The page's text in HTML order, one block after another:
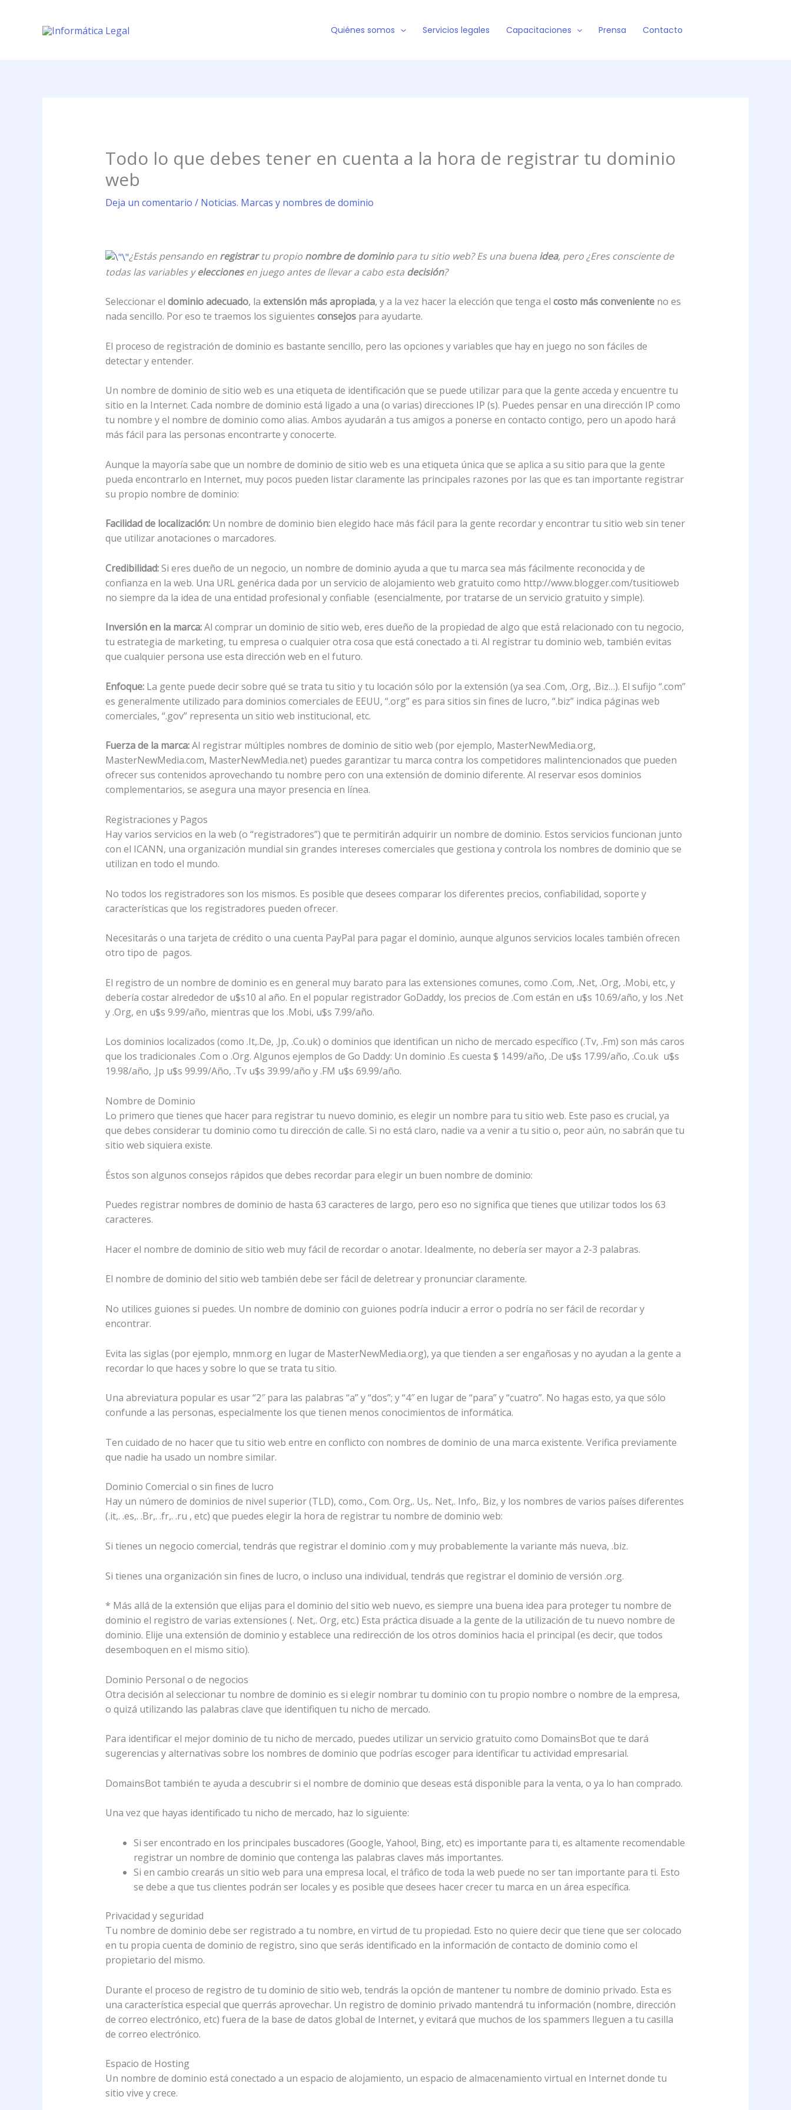
contenido
Quiénes somos Servicios legales Capacitaciones Prensa Contacto
Todo lo que debes tener en cuenta a la hora de registrar tu dominio
web
Deja un comentario / Noticias. Marcas y nombres de dominio
¿Estás pensando enregistrartu propio nombre de dominiopara tu sitio web? Es una buenaidea, pero ¿Eres consciente de
todas las variables yeleccionesen juego antes de llevar a cabo esta decisión?
Seleccionar el dominio adecuado, la extensión más apropiada, y a la vez hacer la elección que tenga el costo más convenienteno es
nada sencillo. Por eso te traemos los siguientes consejos para ayudarte.
El proceso de registración de dominio es bastante sencillo, pero las opciones y variables que hay en juego no son fáciles de
detectar y entender.
Un nombre de dominio de sitio web es una etiqueta de identificación que se puede utilizar para que la gente acceda y encuentre tu
sitio en la Internet. Cada nombre de dominio está ligado a una (o varias) direcciones IP (s). Puedes pensar en una dirección IP como
tu nombre y el nombre de dominio como alias. Ambos ayudarán a tus amigos a ponerse en contacto contigo, pero un apodo hará
más fácil para las personas encontrarte y conocerte.
Aunque la mayoría sabe que un nombre de dominio de sitio web es una etiqueta única que se aplica a su sitio para que la gente
pueda encontrarlo en Internet, muy pocos pueden listar claramente las principales razones por las que es tan importante registrar
su propio nombre de dominio:
Facilidad de localización: Un nombre de dominio bien elegido hace más fácil para la gente recordar y encontrar tu sitio web sin tener
que utilizar anotaciones o marcadores.
Credibilidad:Si eres dueño de un negocio, un nombre de dominio ayuda a que tu marca sea más fácilmente reconocida y de
confianza en la web. Una URL genérica dada por un servicio de alojamiento web gratuito como http://www.blogger.com/tusitioweb
no siempre da la idea de una entidad profesional y confiable (esencialmente, por tratarse de un servicio gratuito y simple).
Inversión en la marca:Al comprar un dominio de sitio web, eres dueño de la propiedad de algo que está relacionado con tu negocio,
tu estrategia de marketing, tu empresa o cualquier otra cosa que está conectado a ti. Al registrar tu dominio web, también evitas
que cualquier persona use esta dirección web en el futuro.
Enfoque:La gente puede decir sobre qué se trata tu sitio y tu locación sólo por la extensión (ya sea .Com, .Org, .Biz…). El sufijo “.com”
es generalmente utilizado para dominios comerciales de EEUU, “.org” es para sitios sin fines de lucro, “.biz” indica páginas web
comerciales, “.gov” representa un sitio web institucional, etc.
Fuerza de la marca:Al registrar múltiples nombres de dominio de sitio web (por ejemplo, MasterNewMedia.org,
MasterNewMedia.com, MasterNewMedia.net) puedes garantizar tu marca contra los competidores malintencionados que pueden
ofrecer sus contenidos aprovechando tu nombre pero con una extensión de dominio diferente. Al reservar esos dominios
complementarios, se asegura una mayor presencia en línea.
Registraciones y Pagos
Hay varios servicios en la web (o “registradores”) que te permitirán adquirir un nombre de dominio. Estos servicios funcionan junto
con el ICANN, una organización mundial sin grandes intereses comerciales que gestiona y controla los nombres de dominio que se
utilizan en todo el mundo.
No todos los registradores son los mismos. Es posible que desees comparar los diferentes precios, confiabilidad, soporte y
características que los registradores pueden ofrecer.
Necesitarás o una tarjeta de crédito o una cuenta PayPal para pagar el dominio, aunque algunos servicios locales también ofrecen
otro tipo de pagos.
El registro de un nombre de dominio es en general muy barato para las extensiones comunes, como .Com, .Net, .Org, .Mobi, etc, y
debería costar alrededor de u$s10 al año. En el popular registrador GoDaddy, los precios de .Com están en u$s 10.69/año, y los .Net
y .Org, en u$s 9.99/año, mientras que los .Mobi, u$s 7.99/año.
Los dominios localizados (como .It,.De, .Jp, .Co.uk) o dominios que identifican un nicho de mercado específico (.Tv, .Fm) son más caros
que los tradicionales .Com o .Org. Algunos ejemplos de Go Daddy: Un dominio .Es cuesta $ 14.99/año, .De u$s 17.99/año, .Co.uk u$s
19.98/año, .Jp u$s 99.99/Año, .Tv u$s 39.99/año y .FM u$s 69.99/año.
Nombre de Dominio
Lo primero que tienes que hacer para registrar tu nuevo dominio, es elegir un nombre para tu sitio web. Este paso es crucial, ya
que debes considerar tu dominio como tu dirección de calle. Si no está claro, nadie va a venir a tu sitio o, peor aún, no sabrán que tu
sitio web siquiera existe.
Éstos son algunos consejos rápidos que debes recordar para elegir un buen nombre de dominio:
Puedes registrar nombres de dominio de hasta 63 caracteres de largo, pero eso no significa que tienes que utilizar todos los 63
caracteres.
Hacer el nombre de dominio de sitio web muy fácil de recordar o anotar. Idealmente, no debería ser mayor a 2-3 palabras.
El nombre de dominio del sitio web también debe ser fácil de deletrear y pronunciar claramente.
No utilices guiones si puedes. Un nombre de dominio con guiones podría inducir a error o podría no ser fácil de recordar y
encontrar.
Evita las siglas (por ejemplo, mnm.org en lugar de MasterNewMedia.org), ya que tienden a ser engañosas y no ayudan a la gente a
recordar lo que haces y sobre lo que se trata tu sitio.
Una abreviatura popular es usar “2″ para las palabras “a” y “dos”; y “4″ en lugar de “para” y “cuatro”. No hagas esto, ya que sólo
confunde a las personas, especialmente los que tienen menos conocimientos de informática.
Ten cuidado de no hacer que tu sitio web entre en conflicto con nombres de dominio de una marca existente. Verifica previamente
que nadie ha usado un nombre similar.
Dominio Comercial o sin fines de lucro
Hay un número de dominios de nivel superior (TLD), como., Com. Org,. Us,. Net,. Info,. Biz, y los nombres de varios países diferentes
(.it,. .es,. .Br,. .fr,. .ru , etc) que puedes elegir la hora de registrar tu nombre de dominio web:
Si tienes un negocio comercial, tendrás que registrar el dominio .com y muy probablemente la variante más nueva, .biz.
Si tienes una organización sin fines de lucro, o incluso una individual, tendrás que registrar el dominio de versión .org.
* Más allá de la extensión que elijas para el dominio del sitio web nuevo, es siempre una buena idea para proteger tu nombre de
dominio el registro de varias extensiones (. Net,. Org, etc.) Esta práctica disuade a la gente de la utilización de tu nuevo nombre de
dominio. Elije una extensión de dominio y establece una redirección de los otros dominios hacia el principal (es decir, que todos
desemboquen en el mismo sitio).
Dominio Personal o de negocios
Otra decisión al seleccionar tu nombre de dominio es si elegir nombrar tu dominio con tu propio nombre o nombre de la empresa,
o quizá utilizando las palabras clave que identifiquen tu nicho de mercado.
Para identificar el mejor dominio de tu nicho de mercado, puedes utilizar un servicio gratuito como DomainsBot que te dará
sugerencias y alternativas sobre los nombres de dominio que podrías escoger para identificar tu actividad empresarial.
DomainsBot también te ayuda a descubrir si el nombre de dominio que deseas está disponible para la venta, o ya lo han comprado.
Una vez que hayas identificado tu nicho de mercado, haz lo siguiente:
Si ser encontrado en los principales buscadores (Google, Yahoo!, Bing, etc) es importante para ti, es altamente recomendable
registrar un nombre de dominio que contenga las palabras claves más importantes.
Si en cambio crearás un sitio web para una empresa local, el tráfico de toda la web puede no ser tan importante para ti. Esto
se debe a que tus clientes podrán ser locales y es posible que desees hacer crecer tu marca en un área específica.
Privacidad y seguridad
Tu nombre de dominio debe ser registrado a tu nombre, en virtud de tu propiedad. Esto no quiere decir que tiene que ser colocado
en tu propia cuenta de dominio de registro, sino que serás identificado en la información de contacto de dominio como el
propietario del mismo.
Durante el proceso de registro de tu dominio de sitio web, tendrás la opción de mantener tu nombre de dominio privado. Esta es
una característica especial que querrás aprovechar. Un registro de dominio privado mantendrá tu información (nombre, dirección
de correo electrónico, etc) fuera de la base de datos global de Internet, y evitará que muchos de los spammers lleguen a tu casilla
de correo electrónico.
Espacio de Hosting
Un nombre de dominio está conectado a un espacio de alojamiento, un espacio de almacenamiento virtual en Internet donde tu
sitio vive y crece.